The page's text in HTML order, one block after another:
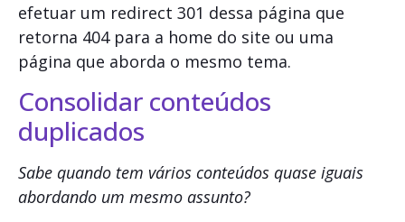
efetuar um redirect 301 dessa página que
retorna 404 para a home do site ou uma
página que aborda o mesmo tema.
Consolidar conteúdos
duplicados
Sabe quando tem vários conteúdos quase iguais
abordando um mesmo assunto?